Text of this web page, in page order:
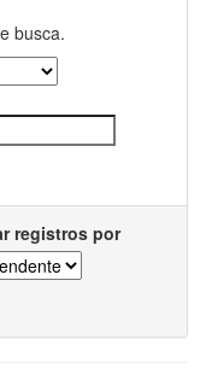
busca.
registros por